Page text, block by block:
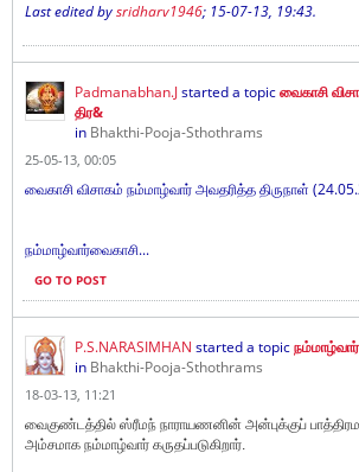
Last edited bysridharv1946; 15-07-13, 19:43.
Padmanabhan.Jstarted a topicவைகாசி
திர&
in Bhakthi-Pooja-Sthothrams
25-05-13, 00:05
வைகாசி விசாகம் நம்மாழ்வார் அவதரித்த திருநாள்
நம்மாழ்வார்வைகாசி...
GO TO POST
P.S.NARASIMHAN started a topicநம்மாழ்வார்
in Bhakthi-Pooja-Sthothrams
18-03-13, 11:21
வைகுண்டத்தில் ஸ்ரீமந் நாராயணனின் அன்புக்குப்
அம்சமாக நம்மாழ்வார் கருதப்படுகிறார்.